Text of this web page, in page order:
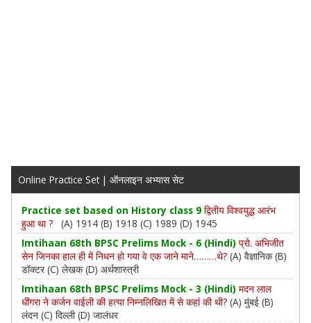
Online Practice Set | ऑनलाइन अभ्यास सेट
Practice set based on History class 9 द्वितीय विश्वयुद्ध आरंभ
हुआ था ? (A) 1914 (B) 1918 (C) 1989 (D) 1945
Imtihaan 68th BPSC Prelims Mock - 6 (Hindi) प्रो. अभिजीत
सेन जिनका हाल ही में निधन हो गया वे एक जाने माने………थे? (A) वैज्ञानिक (B)
डॉक्टर (C) लेखक (D) अर्थशास्त्री
Imtihaan 68th BPSC Prelims Mock - 3 (Hindi) मदन लाल
धींगरा ने कर्जन वाईली की हत्‍या निम्‍नलिखित में से कहां की थी? (A) मुंबई (B)
लंदन (C) दिल्‍ली (D) जालंधर